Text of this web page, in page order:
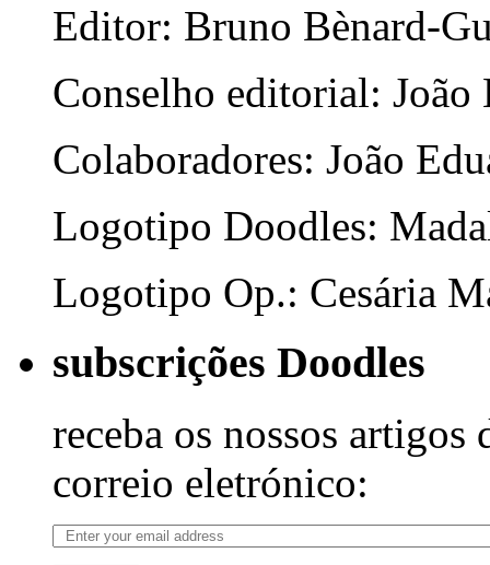
Editor: Bruno Bènard-
Conselho editorial: João
Colaboradores: João
Logotipo Doodles:
Logotipo Op.: Cesária
subscrições Doodles
receba os nossos artigos
correio eletrónico: